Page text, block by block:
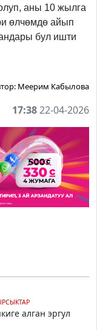
аны 10 жылга
өлчөмдө айып
бул ишти
Меерим Кабылова
17:3822-04-2026
алган эргул